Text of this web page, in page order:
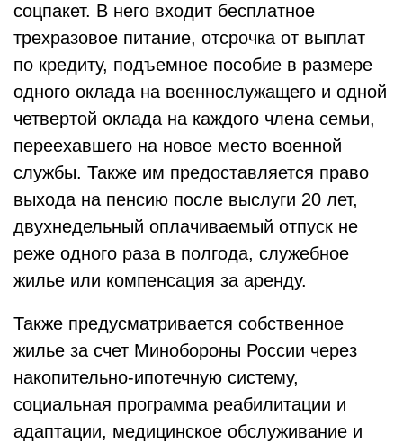
соцпакет. В него входит бесплатное
трехразовое питание, отсрочка от выплат
по кредиту, подъемное пособие в размере
одного оклада на военнослужащего и одной
четвертой оклада на каждого члена семьи,
переехавшего на новое место военной
службы. Также им предоставляется право
выхода на пенсию после выслуги 20 лет,
двухнедельный оплачиваемый отпуск не
реже одного раза в полгода, служебное
жилье или компенсация за аренду.
Также предусматривается собственное
жилье за счет Минобороны России через
накопительно-ипотечную систему,
социальная программа реабилитации и
адаптации, медицинское обслуживание и